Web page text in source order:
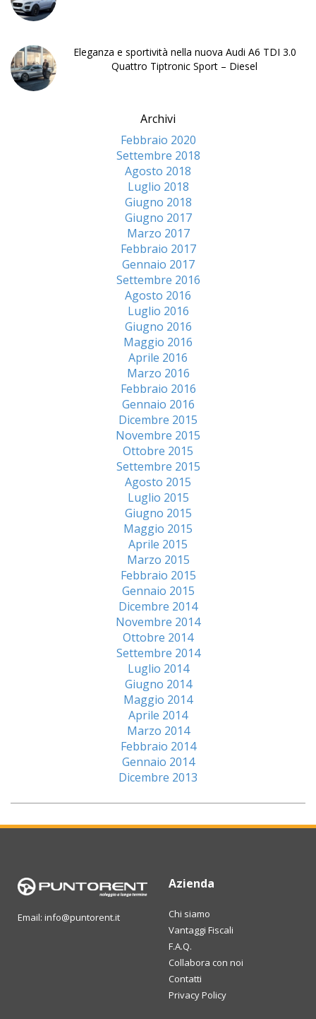
Eleganza e sportività nella nuova Audi A6 TDI 3.0
Quattro Tiptronic Sport – Diesel
Archivi
Febbraio 2020
Settembre 2018
Agosto 2018
Luglio 2018
Giugno 2018
Giugno 2017
Marzo 2017
Febbraio 2017
Gennaio 2017
Settembre 2016
Agosto 2016
Luglio 2016
Giugno 2016
Maggio 2016
Aprile 2016
Marzo 2016
Febbraio 2016
Gennaio 2016
Dicembre 2015
Novembre 2015
Ottobre 2015
Settembre 2015
Agosto 2015
Luglio 2015
Giugno 2015
Maggio 2015
Aprile 2015
Marzo 2015
Febbraio 2015
Gennaio 2015
Dicembre 2014
Novembre 2014
Ottobre 2014
Settembre 2014
Luglio 2014
Giugno 2014
Maggio 2014
Aprile 2014
Marzo 2014
Febbraio 2014
Gennaio 2014
Dicembre 2013
Email: info@puntorent.it
Azienda
Chi siamo
Vantaggi Fiscali
F.A.Q.
Collabora con noi
Contatti
Privacy Policy